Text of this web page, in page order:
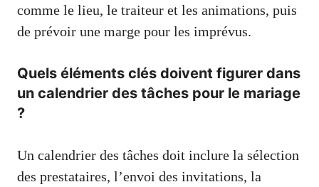
comme le lieu, le traiteur et les animations, puis
de prévoir une marge pour les imprévus.
Quels éléments clés doivent figurer dans
un calendrier des tâches pour le mariage
?
Un calendrier des tâches doit inclure la sélection
des prestataires, l’envoi des invitations, la